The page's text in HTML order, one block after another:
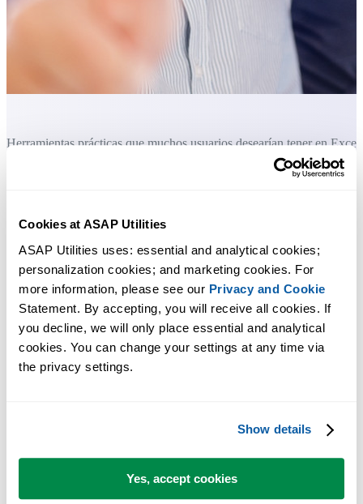
Cookies at ASAP Utilities
ASAP Utilities uses: essential and analytical cookies;
personalization cookies; and marketing cookies. For
more information, please see our Privacy and Cookie
Statement. By accepting, you will receive all cookies. If
you decline, we will only place essential and analytical
cookies. You can change your settings at any time via
the privacy settings.
Show details
Yes, accept cookies
Herramientas prácticas que muchos usuarios desearían tener en Excel.
Ahorra tiempo en Excel. Así de fácil.
ASAP Utilities te ayuda a ahorrar tiempo y a hacer cosas que Excel
Puede empezar de inmediato. No se necesita formación.
La mayoría de los usuarios empiezan con unas pocas herramientas.
Muchos terminan usando ASAP Utilities a diario.
Utilizado por equipos en más de 28.500 organizaciones.